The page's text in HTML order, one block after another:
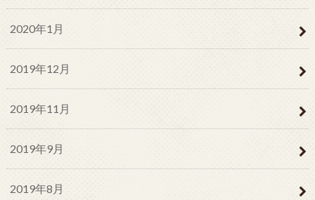
2020年1月
2019年12月
2019年11月
2019年9月
2019年8月